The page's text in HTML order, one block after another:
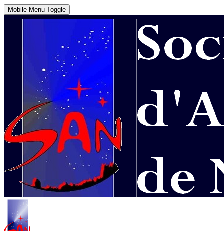
Mobile Menu Toggle